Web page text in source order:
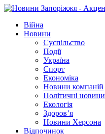
Війна
Новини
Суспільство
Події
Україна
Спорт
Економіка
Новини компаній
Політичні новини
Екологія
Здоров’я
Новини Херсона
Відпочинок